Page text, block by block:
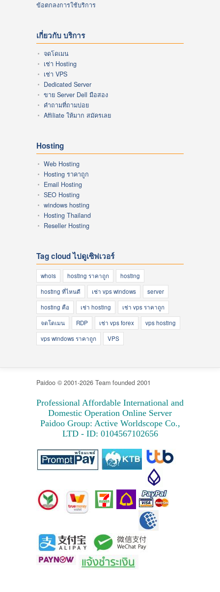
ข้อตกลงการใช้บริการ
เกี่ยวกับ บริการ
จดโดเมน
เช่า Hosting
เช่า VPS
Dedicated Server
ขาย Server Dell มือสอง
คำถามที่ถามบ่อย
Affiliate ให้มาก สมัครเลย
Hosting
Web Hosting
Hosting ราคาถูก
Email Hosting
SEO Hosting
windows hosting
Hosting Thailand
Reseller Hosting
Tag cloud ไปดูเซิฟเวอร์
whois hosting ราคาถูก
hosting
hosting ที่ไหนดี
เช่า vps windows
server
hosting คือ
เช่า hosting
เช่า vps ราคาถูก
จดโดเมน
RDP เช่า vps forex
vps hosting
vps windows ราคาถูก
VPS
Paidoo © 2001-2026 Team founded 2001
Professional Affordable International and
Domestic Operation Online Server
Paidoo Group: Active Worldscope Co.,
LTD - ID: 0104567102656